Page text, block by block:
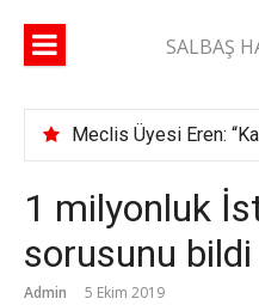
SALBAŞ
1 milyonluk
sorusunu bildi
Admin 5 Ekim 2019